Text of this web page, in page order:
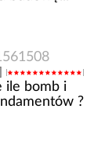
ile bomb i
?